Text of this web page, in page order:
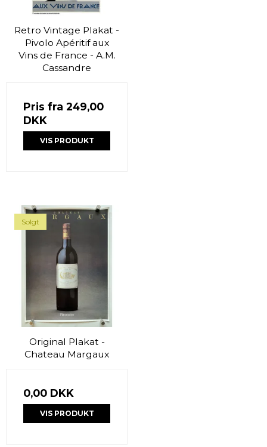
Retro Vintage Plakat -
Pivolo Apéritif aux
Vins de France - A.M.
Cassandre
Pris fra 249,00
DKK
VIS PRODUKT
Solgt
Original Plakat -
Chateau Margaux
0,00 DKK
VIS PRODUKT